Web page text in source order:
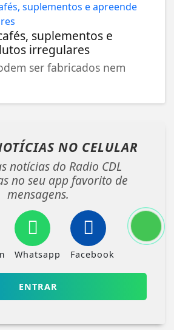
suplementos e
irregulares
ser fabricados nem
NO CELULAR
notícias do Radio CDL
no seu app favorito de
mensagens.
Whatsapp Facebook
ENTRAR